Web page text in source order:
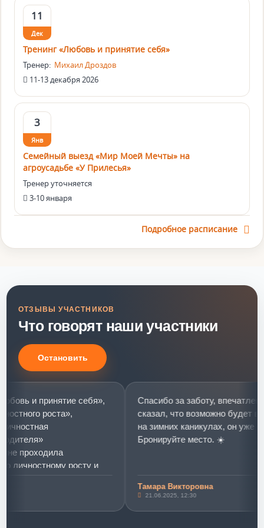
11
Дек
Тренинг «Любовь и принятие себя»
Тренер: Михаил Дроздов
11-13 декабря 2026
3
Янв
Семейный выезд «Мир Моей Мечты» на
агроусадьбе «У Прилесья»
Тренер уточняется
3-10 января
Подробное расписание
ОТЗЫВЫ УЧАСТНИКОВ
Что говорят наши участники
Остановить
и принятие себя»,
роста»,
проходила
росту и
слониках»)))
Спасибо за заботу, впечатлений
сказал, что возможно будет в
на зимних каникулах, он уже
Бронируйте место. ☀️
Тамара Викторовна
21.06.2025, 12:30